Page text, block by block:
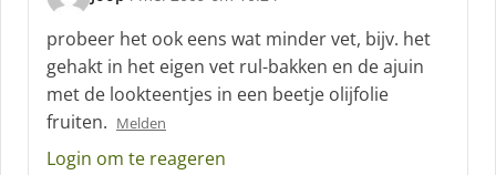
s
h
r
e
e
:
probeer het ook eens wat minder vet, bijv. het
gehakt in het eigen vet rul-bakken en de ajuin
met de lookteentjes in een beetje olijfolie
fruiten. Melden
Login om te reageren